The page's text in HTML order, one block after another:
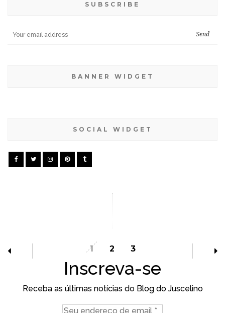
SUBSCRIBE
BANNER WIDGET
SOCIAL WIDGET
1 2 3
Inscreva-se
Receba as últimas notícias do Blog do Juscelino